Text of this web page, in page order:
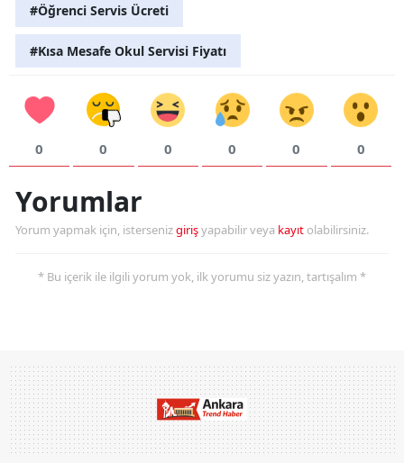
#Öğrenci Servis Ücreti
#Kısa Mesafe Okul Servisi Fiyatı
0 0 0 0 0 0
Yorumlar
Yorum yapmak için, istersenizgirişyapabilir veya kayıt olabilirsiniz.
* Bu içerik ile ilgili yorum yok, ilk yorumu siz yazın, tartışalım *